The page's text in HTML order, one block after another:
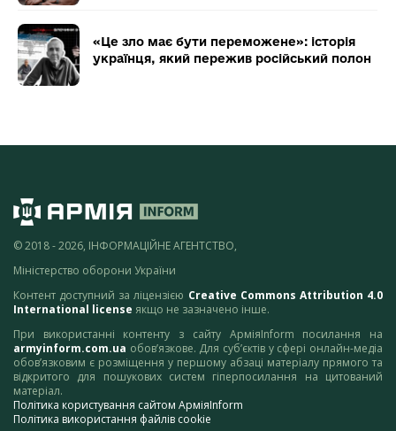
«Це зло має бути переможене»: історія
українця, який пережив російський полон
© 2018 - 2026, ІНФОРМАЦІЙНЕ АГЕНТСТВО,
Міністерство оборони України
Контент доступний за ліцензією Creative Commons Attribution 4.0
International license якщо не зазначено інше.
При використанні контенту з сайту АрміяInform посилання на
armyinform.com.ua обов’язкове. Для суб’єктів у сфері онлайн-медіа
обов’язковим є розміщення у першому абзаці матеріалу прямого та
відкритого для пошукових систем гіперпосилання на цитований
матеріал.
Політика користування сайтом АрміяInform
Політика використання файлів cookie